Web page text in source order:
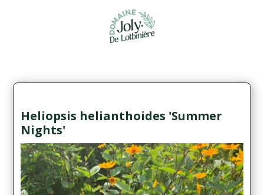
Heliopsis helianthoides 'Summer
Nights'